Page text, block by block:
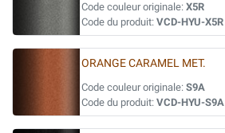
Code couleur originale: X5R
Code du produit: VCD-HYU-X5R
ORANGE CARAMEL MET.
Code couleur originale: S9A
Code du produit: VCD-HYU-S9A